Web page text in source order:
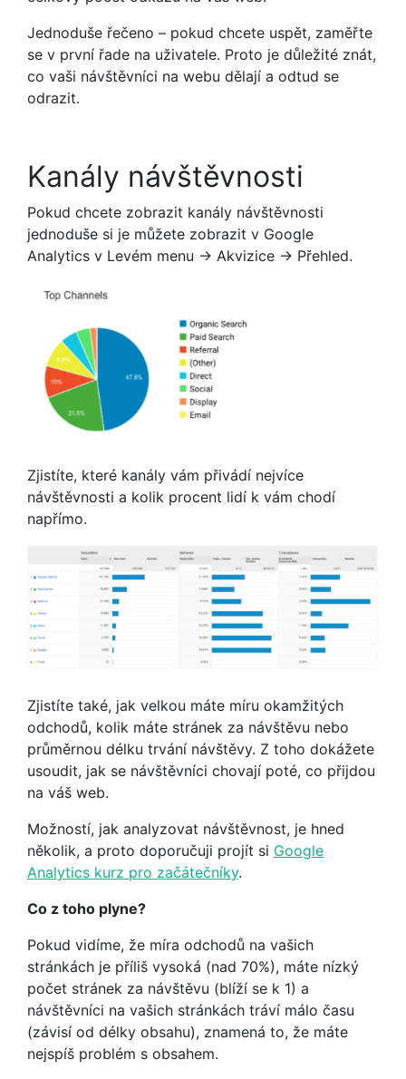
Jednoduše řečeno – pokud chcete uspět, zaměřte
se v první řade na uživatele. Proto je důležité znát,
co vaši návštěvníci na webu dělají a odtud se
odrazit.
Kanály návštěvnosti
Pokud chcete zobrazit kanály návštěvnosti
jednoduše si je můžete zobrazit v Google
Analytics v Levém menu -> Akvizice -> Přehled.
Zjistíte, které kanály vám přivádí nejvíce
návštěvnosti a kolik procent lidí k vám chodí
napřímo.
Zjistíte také, jak velkou máte míru okamžitých
odchodů, kolik máte stránek za návštěvu nebo
průměrnou délku trvání návštěvy. Z toho dokážete
usoudit, jak se návštěvníci chovají poté, co přijdou
na váš web.
Možností, jak analyzovat návštěvnost, je hned
několik, a proto doporučuji projít si Google
Analytics kurz pro začátečníky.
Co z toho plyne?
Pokud vidíme, že míra odchodů na vašich
stránkách je příliš vysoká (nad 70%), máte nízký
počet stránek za návštěvu (blíží se k 1) a
návštěvníci na vašich stránkách tráví málo času
(závisí od délky obsahu), znamená to, že máte
nejspíš problém s obsahem.